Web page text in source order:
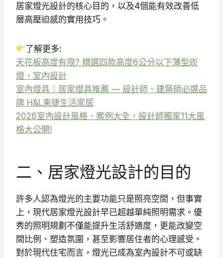
居家燈光設計的核心目的，以及4個能有效改善低
層高壓迫感的實用技巧。
了解更多:
天花板高度有限? 精選四款高度6公分以下薄型崁
燈，室內設計
室內燈具｜居家燈具推薦 — 設計師、建築師必選品
牌 H&L東捷生活家居
2026室內設計風格、案例大全，設計師獨家11大風
格大公開!
二、居家燈光設計的目的
許多人認為燈光的主要功能只是照亮空間，但事實
上，現代居家燈光設計早已超越單純照明需求。優
秀的照明規劃不僅能提升生活舒適度，更能改變空
間比例、塑造氛圍，甚至影響居住者的心理感受。
對於現代住宅而言，燈光已成為室內設計不可或缺